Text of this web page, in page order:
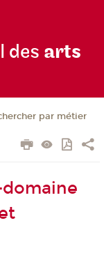
des arts
par métier